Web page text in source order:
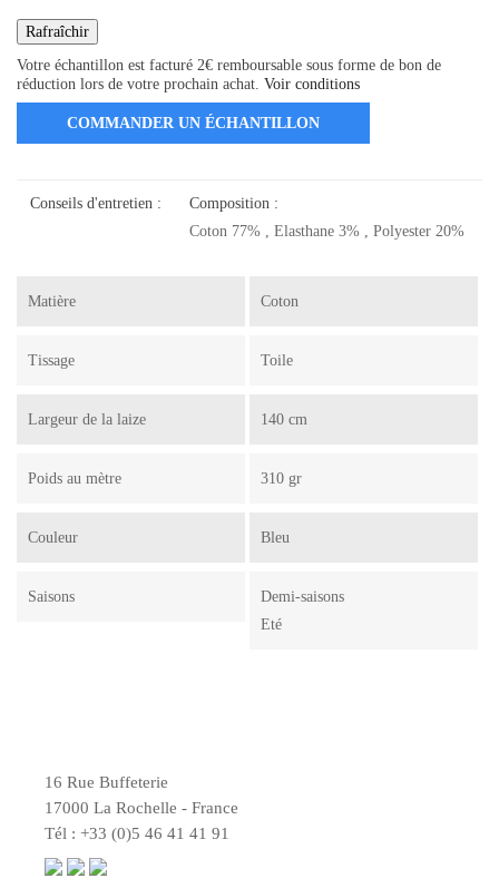
Votre échantillon est facturé 2€ remboursable sous forme de bon de
réduction lors de votre prochain achat. Voir conditions
COMMANDER UN ÉCHANTILLON
Conseils d'entretien :
Composition :
Coton 77% , Elasthane 3% , Polyester 20%
Matière Coton
Tissage Toile
Largeur de la laize 140 cm
Poids au mètre 310 gr
Couleur Bleu
Saisons
Demi-saisons
Eté
16 Rue Buffeterie
17000 La Rochelle - France
Tél : +33 (0)5 46 41 41 91